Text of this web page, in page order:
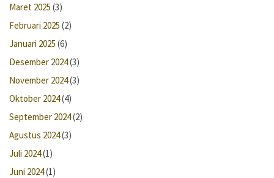
Maret 2025 (3)
Februari 2025 (2)
Januari 2025 (6)
Desember 2024(3)
November 2024(3)
Oktober 2024(4)
September 2024(2)
Agustus 2024(3)
Juli 2024(1)
Juni 2024(1)